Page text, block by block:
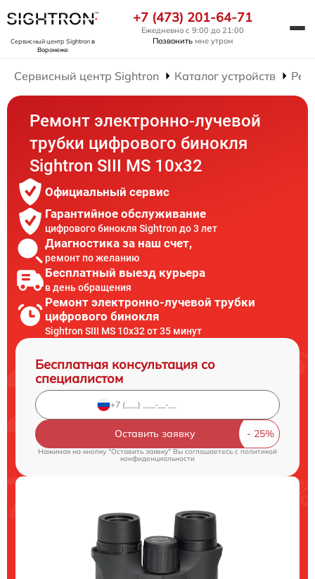
Сервисный центр Sightronв
Воронеже
+7 (473) 201-64-71
Ежедневно с 9:00 до 21:00
Позвонить мне утром
Сервисный центр Sightron Каталог устройств
Ремонт электронно-лучевой
трубки цифрового бинокля
Sightron SIII MS 10x32
Официальный сервис
Гарантийное обслуживание
цифрового бинокля Sightron до 3 лет
Диагностика за наш счет,
ремонт по желанию
Бесплатный выезд курьера
в день обращения
Ремонт электронно-лучевой трубки
цифрового бинокля
Sightron SIII MS 10x32 от 35 минут
Бесплатная консультация со
специалистом
Оставить заявку
Нажимая на кнопку "Оставить заявку" Вы соглашаетесь cполитикой
конфиденциальности